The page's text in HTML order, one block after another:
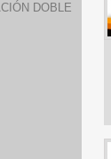
DOBLE